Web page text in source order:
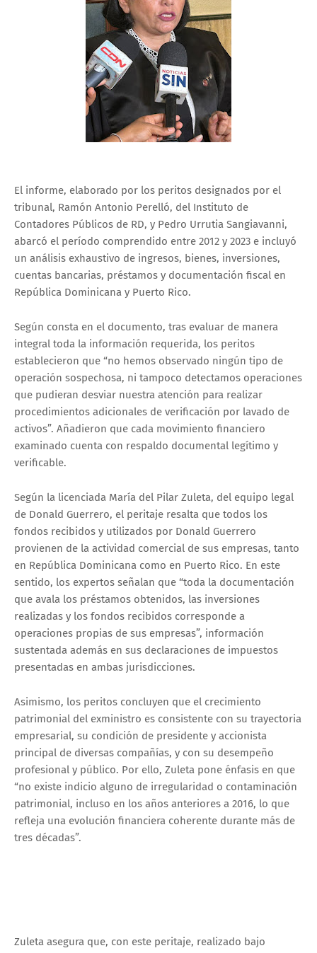
El informe, elaborado por los peritos designados por el
tribunal, Ramón Antonio Perelló, del Instituto de
Contadores Públicos de RD, y Pedro Urrutia Sangiavanni,
abarcó el período comprendido entre 2012 y 2023 e incluyó
un análisis exhaustivo de ingresos, bienes, inversiones,
cuentas bancarias, préstamos y documentación fiscal en
República Dominicana y Puerto Rico.
Según consta en el documento, tras evaluar de manera
integral toda la información requerida, los peritos
establecieron que “no hemos observado ningún tipo de
operación sospechosa, ni tampoco detectamos operaciones
que pudieran desviar nuestra atención para realizar
procedimientos adicionales de verificación por lavado de
activos”. Añadieron que cada movimiento financiero
examinado cuenta con respaldo documental legítimo y
verificable.
Según la licenciada María del Pilar Zuleta, del equipo legal
de Donald Guerrero, el peritaje resalta que todos los
fondos recibidos y utilizados por Donald Guerrero
provienen de la actividad comercial de sus empresas, tanto
en República Dominicana como en Puerto Rico. En este
sentido, los expertos señalan que “toda la documentación
que avala los préstamos obtenidos, las inversiones
realizadas y los fondos recibidos corresponde a
operaciones propias de sus empresas”, información
sustentada además en sus declaraciones de impuestos
presentadas en ambas jurisdicciones.
Asimismo, los peritos concluyen que el crecimiento
patrimonial del exministro es consistente con su trayectoria
empresarial, su condición de presidente y accionista
principal de diversas compañías, y con su desempeño
profesional y público. Por ello, Zuleta pone énfasis en que
“no existe indicio alguno de irregularidad o contaminación
patrimonial, incluso en los años anteriores a 2016, lo que
refleja una evolución financiera coherente durante más de
tres décadas”.
Zuleta asegura que, con este peritaje, realizado bajo